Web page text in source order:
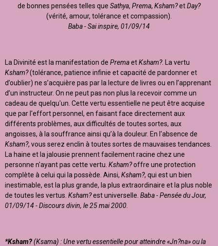
de bonnes pensées telles que Sathya, Prema, Ksham?etDay?
(vérité, amour, tolérance et compassion).
Baba - Sai inspire, 01/09/14
La Divinité est la manifestation de PremaetKsham?. La vertu
Ksham?(tolérance, patience infinie et capacité de pardonner et
d’oublier) ne s’acquière pas par la lecture de livres ou en l’apprenant
d’un instructeur. On ne peut pas non plus la recevoir comme un
cadeau de quelqu'un. Cette vertu essentielle ne peut être acquise
que par l'effort personnel, en faisant face directement aux
différents problèmes, aux difficultés de toutes sortes, aux
angoisses, à la souffrance ainsi qu’à la douleur. En l'absence de
Ksham?, vous serez enclin à toutes sortes de mauvaises tendances.
La haine et la jalousie prennent facilement racine chez une
personne n'ayant pas cette vertu. Ksham?offre une protection
complète à celui qui la possède. Ainsi, Ksham?, qui est un bien
inestimable, est la plus grande, la plus extraordinaire et la plus noble
de toutes les vertus. Ksham?est universelle. Baba - Pensée du Jour,
01/09/14 - Discours divin, le 25 mai 2000.
*Ksham?(Ksama) : Une vertu essentielle pour atteindre «Jn?na» ou la